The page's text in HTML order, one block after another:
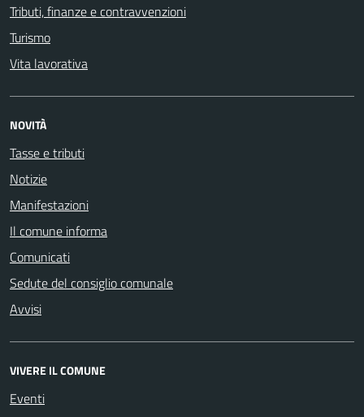
Tributi, finanze e contravvenzioni
Turismo
Vita lavorativa
NOVITÀ
Tasse e tributi
Notizie
Manifestazioni
Il comune informa
Comunicati
Sedute del consiglio comunale
Avvisi
VIVERE IL COMUNE
Eventi